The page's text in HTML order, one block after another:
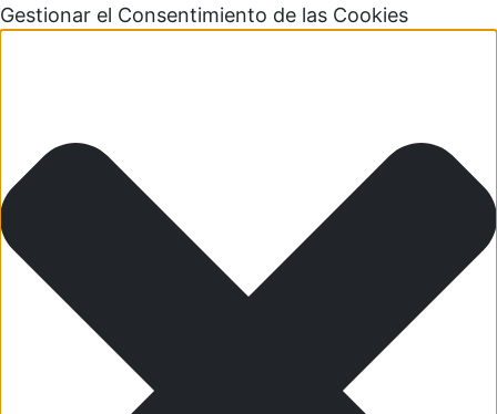
Gestionar el Consentimiento de las Cookies